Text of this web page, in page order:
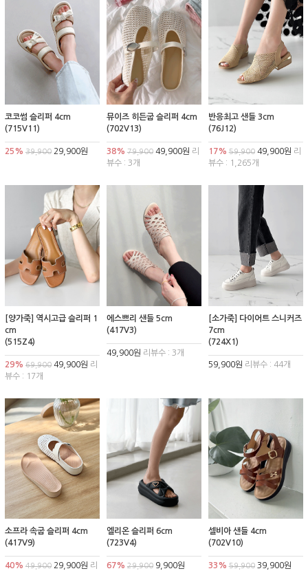
코코썸 슬리퍼 4cm
(715V11)
25% 39,900 29,900원
뮤이즈 히든굽 슬리퍼 4cm
(702V13)
38% 79,90049,900원 리
뷰수 : 3개
반응최고 샌들 3cm
(76J12)
17% 59,90049,900원 리
뷰수 : 1,265개
[양가죽] 역시고급 슬리퍼 1
cm
(515Z4)
29% 69,900 49,900원 리
뷰수 : 17개
에스쁘리 샌들 5cm
(417V3)
49,900원 리뷰수 : 3개
[소가죽] 다이어트 스니커즈
7cm
(724X1)
59,900원 리뷰수 : 44개
소프라 속굽 슬리퍼 4cm
(417V9)
40% 49,900 29,900원 리
엘리온 슬리퍼 6cm
(723V4)
67% 29,9009,900원
셀비아 샌들 4cm
(702V10)
33% 59,90039,900원